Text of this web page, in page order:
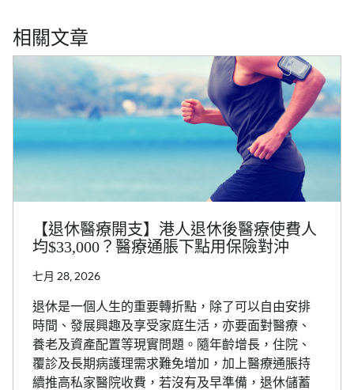
相關文章
【退休醫療開支】港人退休後醫療使費人
均$33,000？醫療通脹下點用保險對沖
七月 28, 2026
退休是一個人生的重要轉折點，除了可以自由安排
時間、發展興趣及享受家庭生活，亦要面對醫療、
養老及資產配置等現實問題。隨年齡增長，住院、
覆診及長期病護理需求難免增加，加上醫療通脹持
續推高私家醫院收費，若沒有及早準備，退休儲蓄